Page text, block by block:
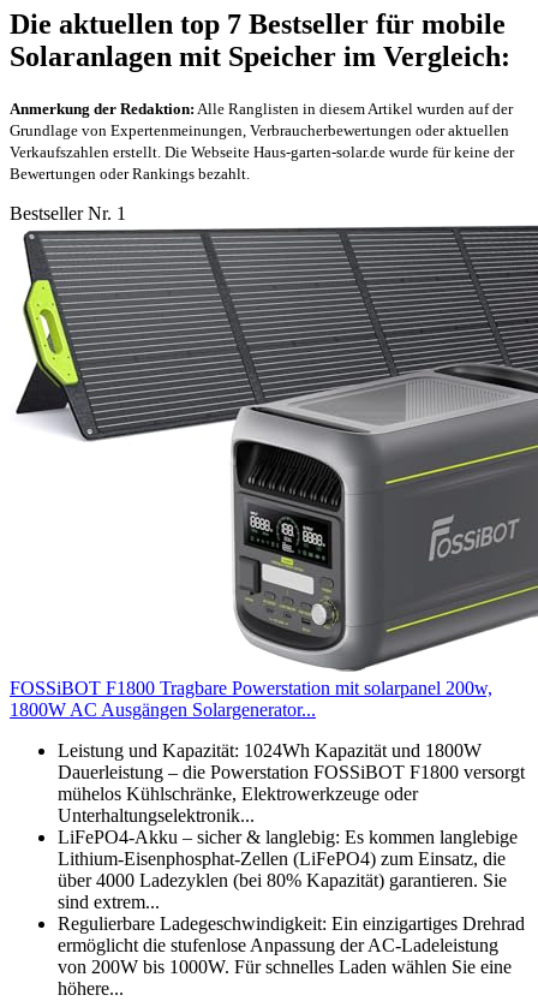
Die aktuellen top 7 Bestseller für mobile
Solaranlagen mit Speicher im Vergleich:
Anmerkung der Redaktion: Alle Ranglisten in diesem Artikel wurden auf der
Grundlage von Expertenmeinungen, Verbraucherbewertungen oder aktuellen
Verkaufszahlen erstellt. Die Webseite Haus-garten-solar.de wurde für keine der
Bewertungen oder Rankings bezahlt.
Bestseller Nr. 1
FOSSiBOT F1800 Tragbare Powerstation mit solarpanel 200w,
1800W AC Ausgängen Solargenerator...
Leistung und Kapazität: 1024Wh Kapazität und 1800W
Dauerleistung – die Powerstation FOSSiBOT F1800 versorgt
mühelos Kühlschränke, Elektrowerkzeuge oder
Unterhaltungselektronik...
LiFePO4-Akku – sicher & langlebig: Es kommen langlebige
Lithium-Eisenphosphat-Zellen (LiFePO4) zum Einsatz, die
über 4000 Ladezyklen (bei 80% Kapazität) garantieren. Sie
sind extrem...
Regulierbare Ladegeschwindigkeit: Ein einzigartiges Drehrad
ermöglicht die stufenlose Anpassung der AC-Ladeleistung
von 200W bis 1000W. Für schnelles Laden wählen Sie eine
höhere...